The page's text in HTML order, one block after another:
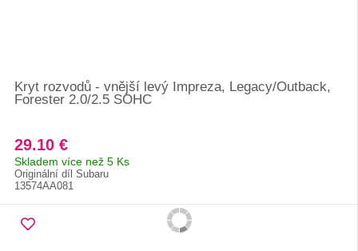
Kryt rozvodů - vnější levý Impreza, Legacy/Outback,
Forester 2.0/2.5 SOHC
29.10 €
Skladem více než 5 Ks
Originální díl Subaru
13574AA081